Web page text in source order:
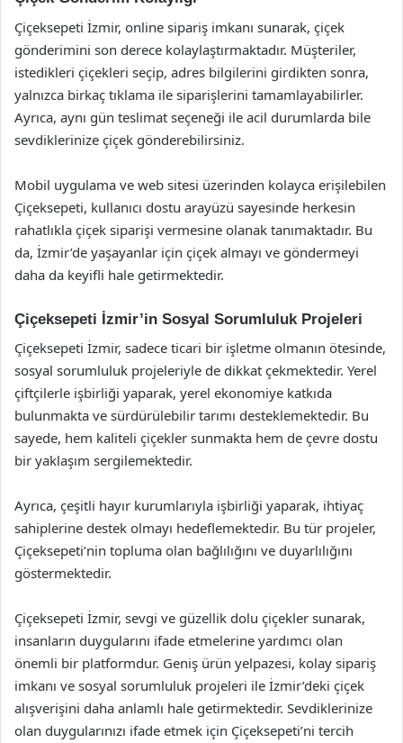
Çiçeksepeti İzmir, online sipariş imkanı sunarak, çiçek
gönderimini son derece kolaylaştırmaktadır. Müşteriler,
istedikleri çiçekleri seçip, adres bilgilerini girdikten sonra,
yalnızca birkaç tıklama ile siparişlerini tamamlayabilirler.
Ayrıca, aynı gün teslimat seçeneği ile acil durumlarda bile
sevdiklerinize çiçek gönderebilirsiniz.
Mobil uygulama ve web sitesi üzerinden kolayca erişilebilen
Çiçeksepeti, kullanıcı dostu arayüzü sayesinde herkesin
rahatlıkla çiçek siparişi vermesine olanak tanımaktadır. Bu
da, İzmir’de yaşayanlar için çiçek almayı ve göndermeyi
daha da keyifli hale getirmektedir.
Çiçeksepeti İzmir’in Sosyal Sorumluluk Projeleri
Çiçeksepeti İzmir, sadece ticari bir işletme olmanın ötesinde,
sosyal sorumluluk projeleriyle de dikkat çekmektedir. Yerel
çiftçilerle işbirliği yaparak, yerel ekonomiye katkıda
bulunmakta ve sürdürülebilir tarımı desteklemektedir. Bu
sayede, hem kaliteli çiçekler sunmakta hem de çevre dostu
bir yaklaşım sergilemektedir.
Ayrıca, çeşitli hayır kurumlarıyla işbirliği yaparak, ihtiyaç
sahiplerine destek olmayı hedeflemektedir. Bu tür projeler,
Çiçeksepeti’nin topluma olan bağlılığını ve duyarlılığını
göstermektedir.
Çiçeksepeti İzmir, sevgi ve güzellik dolu çiçekler sunarak,
insanların duygularını ifade etmelerine yardımcı olan
önemli bir platformdur. Geniş ürün yelpazesi, kolay sipariş
imkanı ve sosyal sorumluluk projeleri ile İzmir’deki çiçek
alışverişini daha anlamlı hale getirmektedir. Sevdiklerinize
olan duygularınızı ifade etmek için Çiçeksepeti’ni tercih